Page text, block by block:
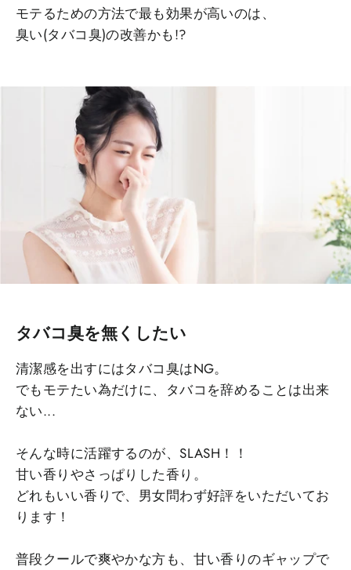
モテるための方法で最も効果が高いのは、
臭い(タバコ臭)の改善かも!?
タバコ臭を無くしたい
清潔感を出すにはタバコ臭はNG。
でもモテたい為だけに、タバコを辞めることは出来
ない...
そんな時に活躍するのが、SLASH！！
甘い香りやさっぱりした香り。
どれもいい香りで、男女問わず好評をいただいてお
ります！
普段クールで爽やかな方も、甘い香りのギャップで